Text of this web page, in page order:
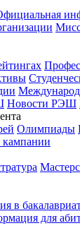
Новости РЭШ
Олимпиады
в
для